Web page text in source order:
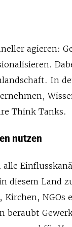
agieren:
In
Think Tanks.
nutzen
alle
diesem Land
NGOs
beraubt